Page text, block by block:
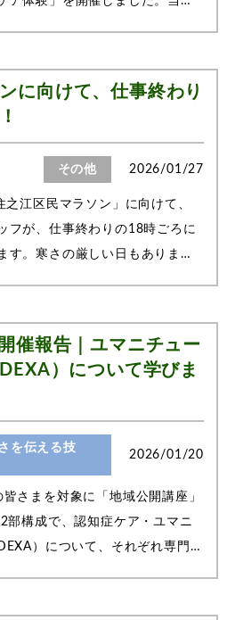
に向けて、仕事終わり
その他 2026/01/27
江区民マラソン」に向けて、
フが、仕事終わりの18時ごろに
す。寒さの厳しい日もあります
催報告｜ユマニチュー
）について学びま
を伝える技
2026/01/20
さまを対象に「地域公開講座」
部構成で、認知症ケア・ユマニ
）について、それぞれ専門職